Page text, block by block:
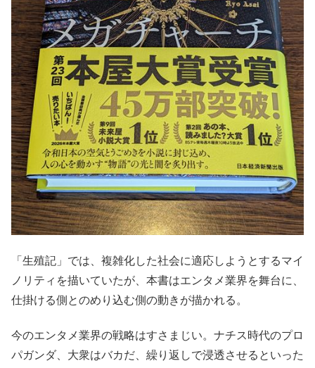
「生殖記」では、複雑化した社会に適応しようとするマイ
ノリティを描いていたが、本書はエンタメ業界を舞台に、
仕掛ける側とのめり込む側の動きが描かれる。
今のエンタメ業界の戦略はすさまじい。ナチス時代のプロ
パガンダ、大衆はバカだ、繰り返しで浸透させるといった